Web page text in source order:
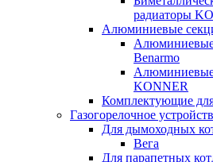
радиаторы
Алюминиевые
Benarmo
KONNER
Комплектующие
Газогорелочное
Для дымоходных
Вега
Для парапетных